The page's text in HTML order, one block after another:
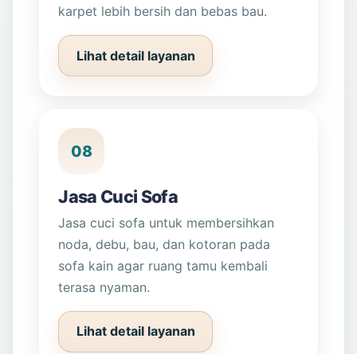
karpet lebih bersih dan bebas bau.
Lihat detail layanan
08
Jasa Cuci Sofa
Jasa cuci sofa untuk membersihkan
noda, debu, bau, dan kotoran pada
sofa kain agar ruang tamu kembali
terasa nyaman.
Lihat detail layanan